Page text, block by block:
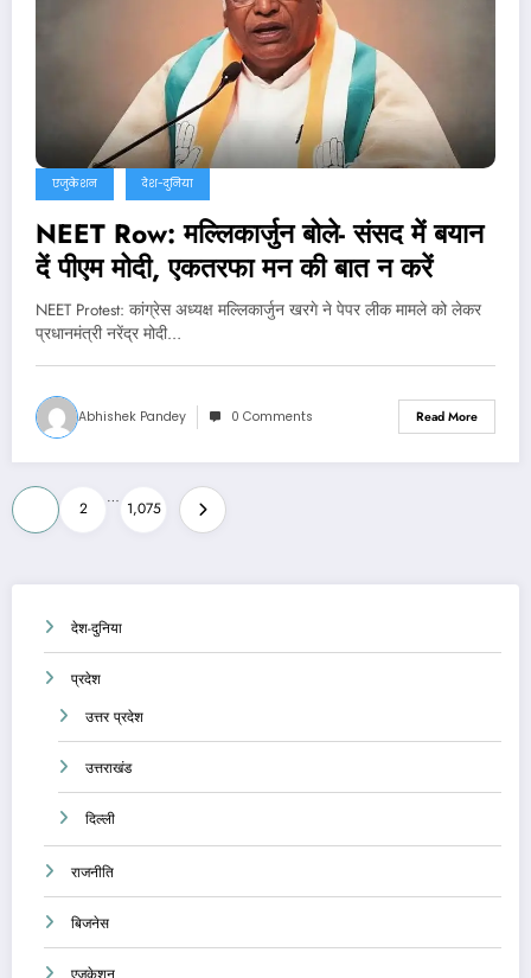
एजुकेशन देश-दुनिया
NEET Row: मल्लिकार्जुन बोले- संसद में बयान
दें पीएम मोदी, एकतरफा मन की बात न करें
NEET Protest: कांग्रेस अध्यक्ष मल्लिकार्जुन खरगे ने पेपर लीक मामले को लेकर
प्रधानमंत्री नरेंद्र मोदी…
Abhishek Pandey 0 Comments Read More
Posts
pagination
2
…
1,075
देश-दुनिया
प्रदेश
उत्तर प्रदेश
उत्तराखंड
दिल्ली
राजनीति
बिजनेस